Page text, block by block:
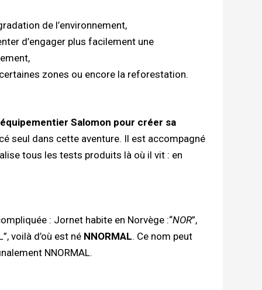
de l’environnement,
d’engager plus facilement une
zones ou encore la reforestation.
Salomon pour créer sa
seul dans cette aventure. Il est accompagné
tous les tests produits là où il vit : en
: Jornet habite en Norvège :“NOR”,
voilà d’où est néNNORMAL. Ce nom peut
NNORMAL.